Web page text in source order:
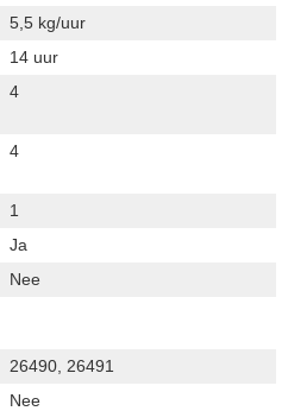
5,5 kg/uur
14 uur
4
4
1
Ja
Nee
26490, 26491
Nee